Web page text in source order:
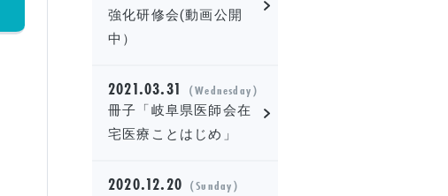
強化研修会(動画公開
中）
2021.03.31
（Wednesday）
冊子「岐阜県医師会在
宅医療ことはじめ」
2020.12.20 （Sunday）